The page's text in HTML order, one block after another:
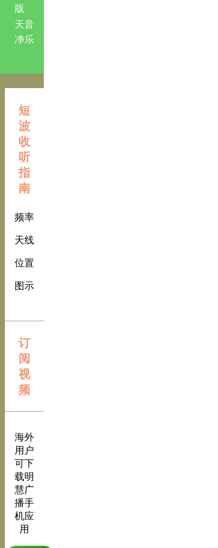
版
天音
净乐
短
波
收
听
指
南
频率
天线
位置
图示
订
阅
视
频
海外
用户
可下
载明
慧广
播手
机应
用